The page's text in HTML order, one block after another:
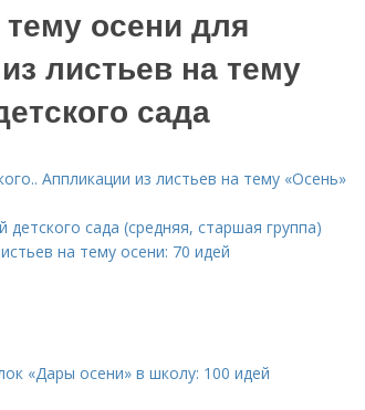
осени для
листьев на тему
сада
Аппликации из листьев на тему «Осень»
сада (средняя, старшая группа)
на тему осени: 70 идей
«Дары осени» в школу: 100 идей